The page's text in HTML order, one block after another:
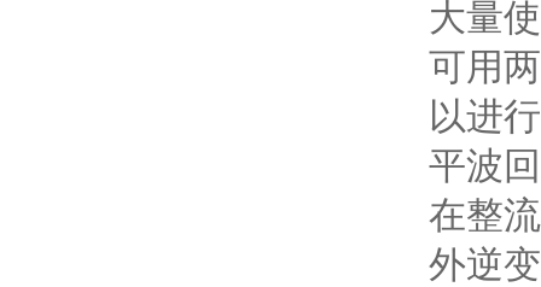
大量
可用
以进
平波
在整
外逆